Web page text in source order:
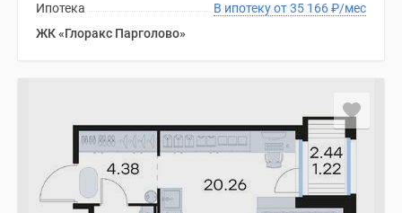
В ипотеку от 35 166₽/мес
Ипотека
ЖК «Глоракс Парголово»